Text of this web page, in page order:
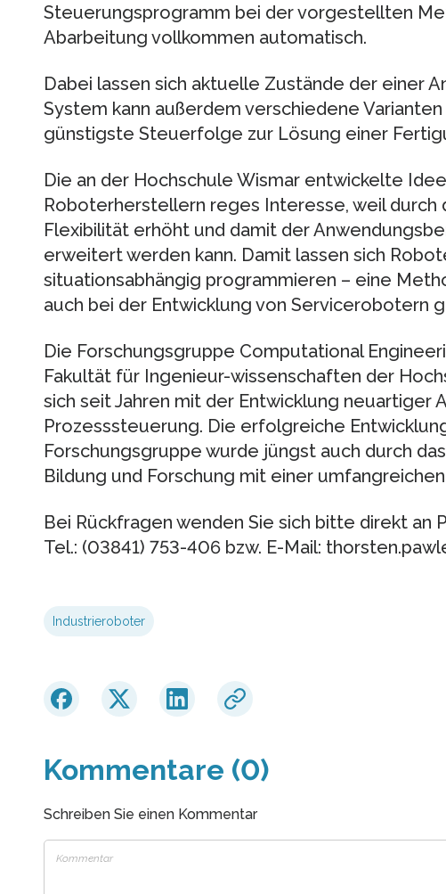
Steuerungsprogramm bei der vorgestellten
Abarbeitung vollkommen automatisch.
Dabei lassen sich aktuelle Zustände der einer
System kann außerdem verschiedene Varianten
günstigste Steuerfolge zur Lösung einer
Die an der Hochschule Wismar entwickelte
Roboterherstellern reges Interesse, weil durch
Flexibilität erhöht und damit der
erweitert werden kann. Damit lassen sich
situationsabhängig programmieren – eine
auch bei der Entwicklung von Servicerobotern
Die Forschungsgruppe Computational
Fakultät für Ingenieur-wissenschaften der
sich seit Jahren mit der Entwicklung neuartiger
Prozesssteuerung. Die erfolgreiche
Forschungsgruppe wurde jüngst auch durch
Bildung und Forschung mit einer
Bei Rückfragen wenden Sie sich bitte direkt an
Tel.: (03841) 753-406 bzw. E-Mail:
Industrieroboter
Kommentare (0)
Schreiben Sie einen Kommentar